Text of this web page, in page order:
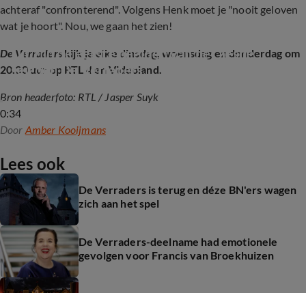
achteraf "confronterend". Volgens Henk moet je "nooit geloven
wat je hoort". Nou, we gaan het zien!
De Verraderskijk je elke dinsdag, woensdag en donderdag om
20.30 uur op RTL 4 en Videoland.
0:34
Dit zijn de eerste beelden van het zesde
seizoen De Verraders
Bron headerfoto: RTL / Jasper Suyk
Door Amber Kooijmans
Lees ook
De Verraders is terug en déze BN'ers wagen
zich aan het spel
De Verraders-deelname had emotionele
gevolgen voor Francis van Broekhuizen